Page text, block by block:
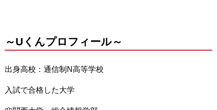
～Uくんプロフィール～
出身高校：通信制N高等学校
入試で合格した大学